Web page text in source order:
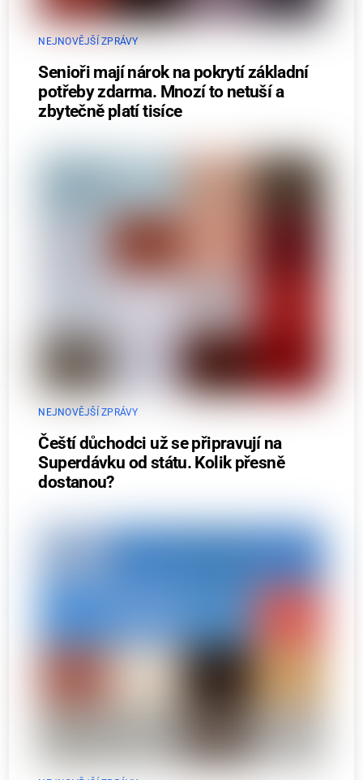
NEJNOVĚJŠÍ ZPRÁVY
Senioři mají nárok na pokrytí základní
potřeby zdarma. Mnozí to netuší a
zbytečně platí tisíce
NEJNOVĚJŠÍ ZPRÁVY
Čeští důchodci už se připravují na
Superdávku od státu. Kolik přesně
dostanou?